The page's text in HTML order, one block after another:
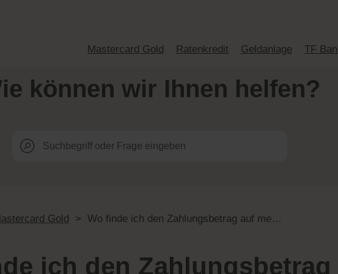
Mastercard Gold Ratenkredit Geldanlage TF
können wir Ihnen helfen?
Gold > Wo finde ich den Zahlungsbetrag auf meiner Rechnung?
ich den Zahlungsbetrag